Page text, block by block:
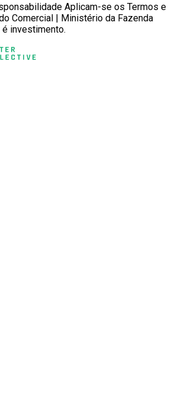
Aplicam-se os Termos e
Comercial | Ministério da Fazenda
investimento.